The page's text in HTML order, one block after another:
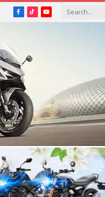
Facebook
TikTokYouTube